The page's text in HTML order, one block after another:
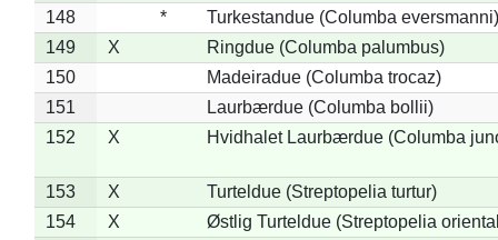
148
*
Turkestandue (Columba eversmanni)
149
X
Ringdue (Columba palumbus)
150
Madeiradue (Columba trocaz)
151
Laurbærdue (Columba bollii)
152
X Hvidhalet Laurbærdue (Columba
153 X
Turteldue (Streptopelia turtur)
154
X
Østlig Turteldue (Streptopelia